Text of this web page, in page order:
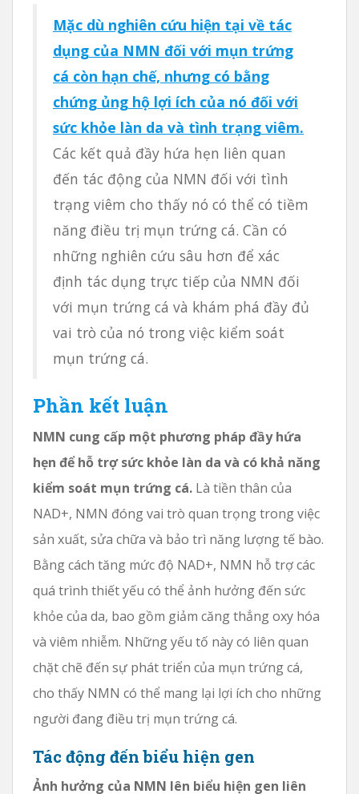
Mặc dù nghiên cứu hiện tại về tác
dụng của NMN đối với mụn trứng
cá còn hạn chế, nhưng có bằng
chứng ủng hộ lợi ích của nó đối với
sức khỏe làn da và tình trạng viêm.
Các kết quả đầy hứa hẹn liên quan
đến tác động của NMN đối với tình
trạng viêm cho thấy nó có thể có tiềm
năng điều trị mụn trứng cá. Cần có
những nghiên cứu sâu hơn để xác
định tác dụng trực tiếp của NMN đối
với mụn trứng cá và khám phá đầy đủ
vai trò của nó trong việc kiểm soát
mụn trứng cá.
Phần kết luận
NMN cung cấp một phương pháp đầy hứa
hẹn để hỗ trợ sức khỏe làn da và có khả năng
kiểm soát mụn trứng cá. Là tiền thân của
NAD+, NMN đóng vai trò quan trọng trong việc
sản xuất, sửa chữa và bảo trì năng lượng tế bào.
Bằng cách tăng mức độ NAD+, NMN hỗ trợ các
quá trình thiết yếu có thể ảnh hưởng đến sức
khỏe của da, bao gồm giảm căng thẳng oxy hóa
và viêm nhiễm. Những yếu tố này có liên quan
chặt chẽ đến sự phát triển của mụn trứng cá,
cho thấy NMN có thể mang lại lợi ích cho những
người đang điều trị mụn trứng cá.
Tác động đến biểu hiện gen
Ảnh hưởng của NMN lên biểu hiện gen liên